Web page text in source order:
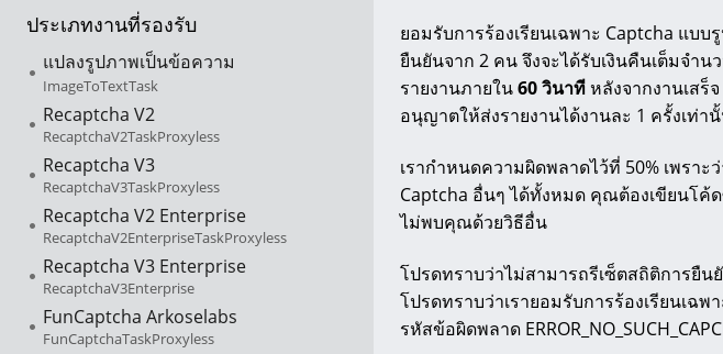
ประเภทงานที่รองรับ
แปลงรูปภาพเป็นข้อความ
ImageToTextTask
Recaptcha V2
RecaptchaV2TaskProxyless
Recaptcha V3
RecaptchaV3TaskProxyless
Recaptcha V2 Enterprise
RecaptchaV2EnterpriseTaskProxyless
Recaptcha V3 Enterprise
RecaptchaV3Enterprise
FunCaptcha Arkoselabs
FunCaptchaTaskProxyless
ยอมรับการร้องเรียนเฉพาะ Captcha แบ
ยืนยันจาก 2 คน จึงจะได้รับเงินคืนเต็มจ
รายงานภายใน60 วินาทีหลังจากงานเสร็
อนุญาตให้ส่งรายงานได้งานละ 1 ครั้งเท่า
เรากำหนดความผิดพลาดไว้ที่ 50% เพร
Captcha อื่นๆ ได้ทั้งหมด คุณต้องเขียนโค้
ไม่พบคุณด้วยวิธีอื่น
โปรดทราบว่าไม่สามารถรีเซ็ตสถิติการยืน
โปรดทราบว่าเรายอมรับการร้องเรียนเฉ
รหัสข้อผิดพลาด